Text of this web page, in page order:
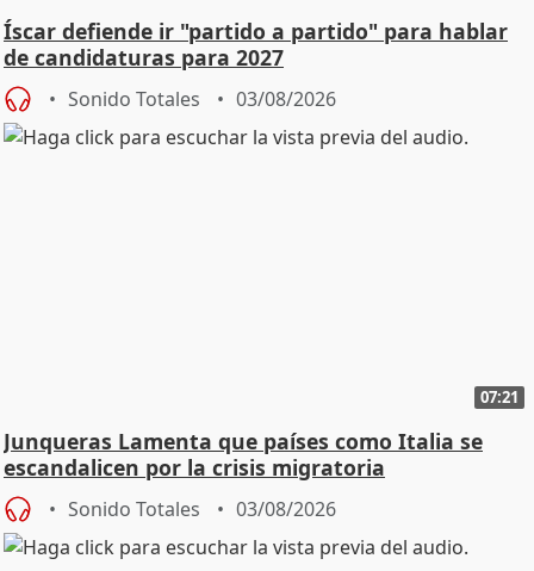
Íscar defiende ir "partido a partido" para hablar
de candidaturas para 2027
Sonido Totales 03/08/2026
07:21
Junqueras Lamenta que países como Italia se
escandalicen por la crisis migratoria
Sonido Totales 03/08/2026